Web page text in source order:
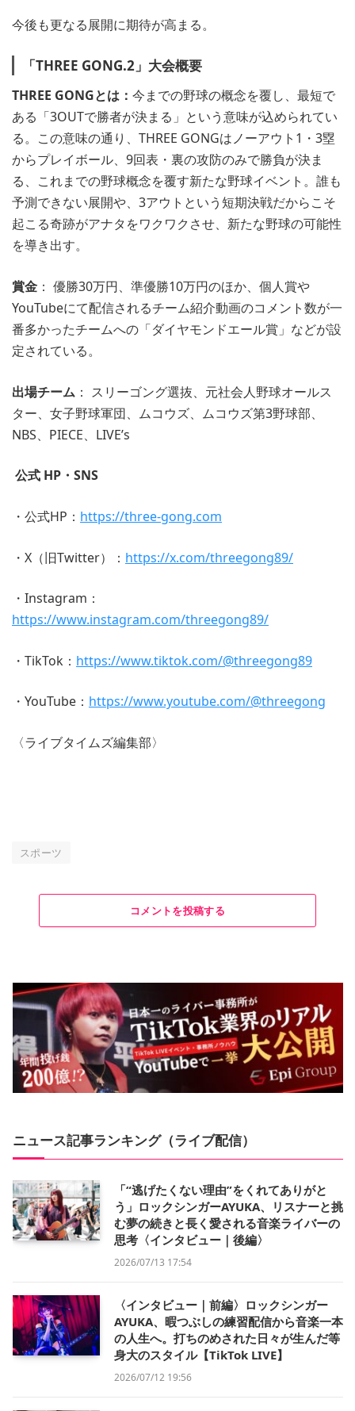
今後も更なる展開に期待が高まる。
「THREE GONG.2」大会概要
THREE GONGとは： 今までの野球の概念を覆し、最短で
ある「3OUTで勝者が決まる」という意味が込められてい
る。この意味の通り、THREE GONGはノーアウト1・3塁
からプレイボール、9回表・裏の攻防のみで勝負が決ま
る、これまでの野球概念を覆す新たな野球イベント。誰も
予測できない展開や、3アウトという短期決戦だからこそ
起こる奇跡がアナタをワクワクさせ、新たな野球の可能性
を導き出す。
賞金 ： 優勝30万円、準優勝10万円のほか、個人賞や
YouTubeにて配信されるチーム紹介動画のコメント数が一
番多かったチームへの「ダイヤモンドエール賞」などが設
定されている。
出場チーム ： スリーゴング選抜、元社会人野球オールス
ター、女子野球軍団、ムコウズ、ムコウズ第3野球部、
NBS、PIECE、LIVE’s
公式 HP・SNS
・公式HP： https://three-gong.com
・X（旧Twitter）： https://x.com/threegong89/
・Instagram：
https://www.instagram.com/threegong89/
・TikTok： https://www.tiktok.com/@threegong89
・YouTube： https://www.youtube.com/@threegong
〈ライブタイムズ編集部〉
スポーツ
コメントを投稿する
ニュース記事ランキング（ライブ配信）
「“逃げたくない理由”をくれてありがと
う」ロックシンガーAYUKA、リスナーと挑
む夢の続きと長く愛される音楽ライバーの
思考〈インタビュー｜後編〉
2026/07/13 17:54
〈インタビュー｜前編〉ロックシンガー
AYUKA、暇つぶしの練習配信から音楽一本
の人生へ。打ちのめされた日々が生んだ等
身大のスタイル【TikTok LIVE】
2026/07/12 19:56